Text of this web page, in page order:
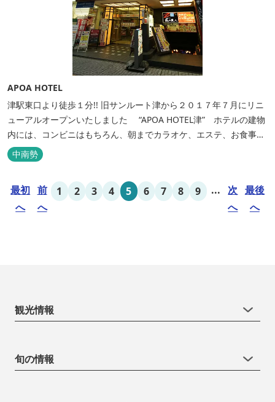
APOA HOTEL
津駅東口より徒歩１分!! 旧サンルート津から２０１７年７月にリニ
ューアルオープンいたしました “APOA HOTEL津” ホテルの建物
内には、コンビニはもちろん、朝までカラオケ、エステ、お食事も
いろいろなジャンルが楽しめます。 ホテル内施設 地下…創作料
理“舞の華” 居酒屋“風の蔵人” 居酒屋“居酒屋ならここが安いぜっ”
中南勢
最初
へ
前
へ
1 2 3 4 5 6 7 8 9 ...
次
へ
最後
へ
観光情報
旬の情報